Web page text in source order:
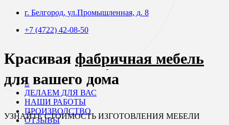
г. Белгород, ул.Промышленная, д. 8
+7 (4722) 42-08-50
⌂
ДЕЛАЕМ ДЛЯ ВАС
НАШИ РАБОТЫ
ПРОИЗВОДСТВО
ОТЗЫВЫ
Красивая фабричная мебель
для вашего дома
УЗНАЙТЕ СТОИМОСТЬ ИЗГОТОВЛЕНИЯ МЕБЕЛИ